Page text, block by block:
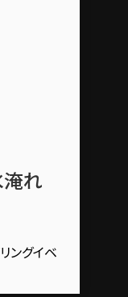
淹れ
ングイベ